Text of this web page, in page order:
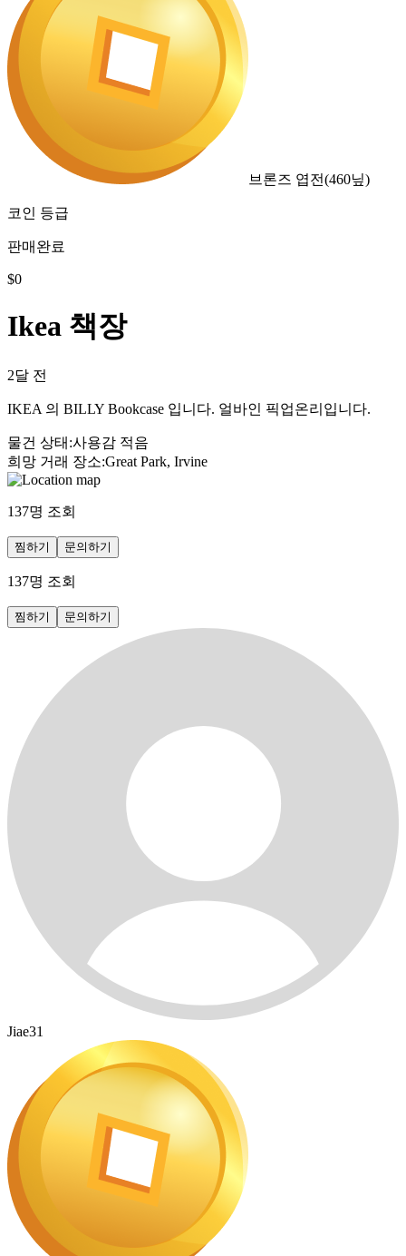
브론즈 엽전(460닢)
코인 등급
판매완료
$0
Ikea 책장
2달 전
IKEA 의 BILLY Bookcase 입니다. 얼바인 픽업온리입니다.
물건 상태 :사용감 적음
희망 거래 장소:Great Park, Irvine
137명 조회
찜하기 문의하기
137명 조회
찜하기 문의하기
Jiae31